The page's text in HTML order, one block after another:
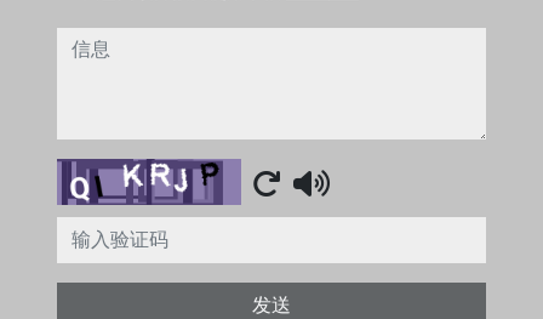
信息
Captcha
发送